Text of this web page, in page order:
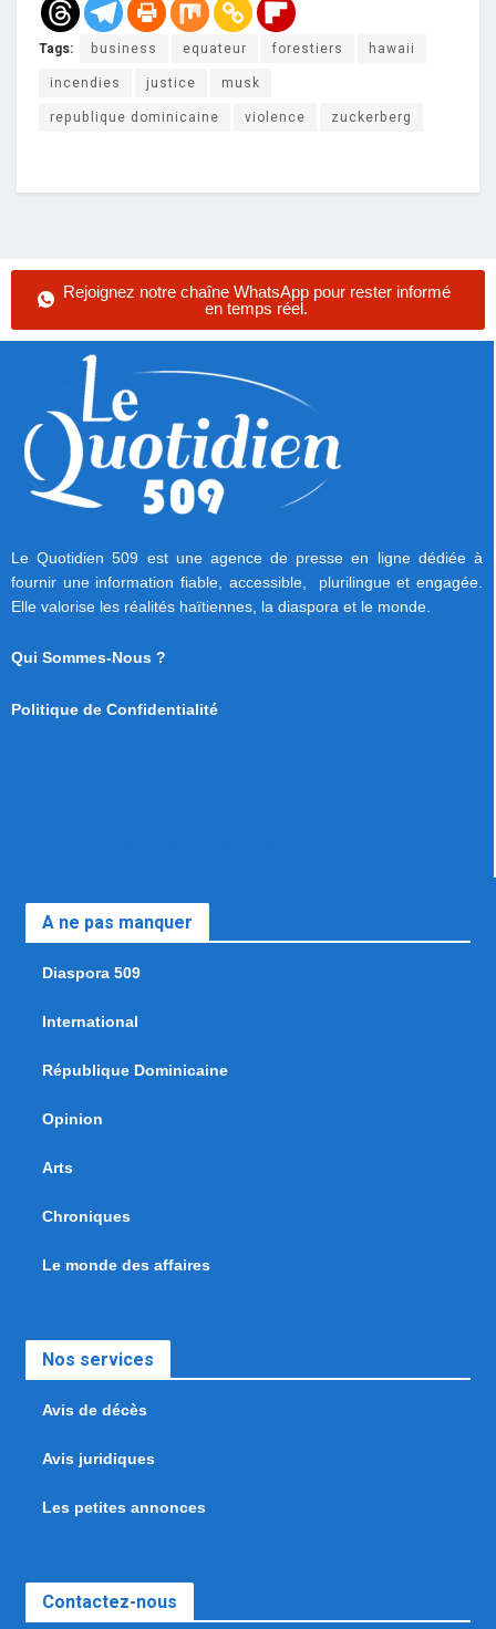
Tags: business equateur forestiers
hawaii
incendies
justice
musk
republique dominicaine
violence zuckerberg
Rejoignez notre chaîne WhatsApp pour rester informé
en temps réel.
Le Quotidien 509 est une agence de presse en ligne dédiée à
fournir une information fiable, accessible, plurilingue et engagée.
Elle valorise les réalités haïtiennes, la diaspora et le monde.
Qui Sommes-Nous ?
Politique de Confidentialité
A ne pas manquer
Diaspora 509
International
République Dominicaine
Opinion
Arts
Chroniques
Le monde des affaires
Nos services
Avis de décès
Avis juridiques
Les petites annonces
Contactez-nous